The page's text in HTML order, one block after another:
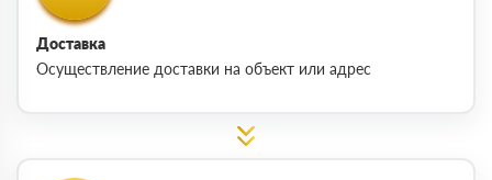
Доставка
Осуществление доставки на объект или адрес